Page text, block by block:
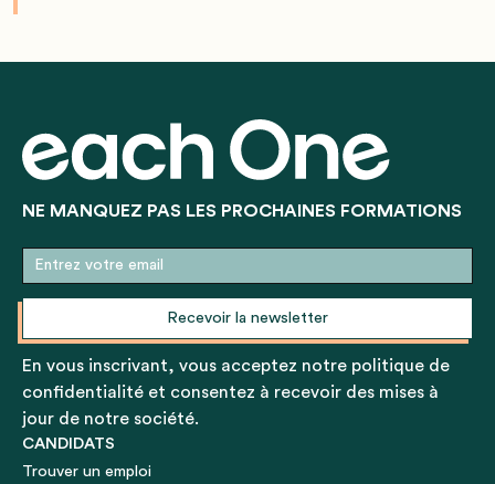
NE MANQUEZ PAS LES PROCHAINES FORMATIONS
En vous inscrivant, vous acceptez notre politique de
confidentialité et consentez à recevoir des mises à
jour de notre société.
CANDIDATS
Trouver un emploi